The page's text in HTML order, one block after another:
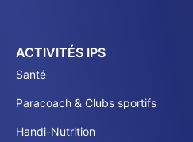
ACTIVITÉS IPS
Santé
Paracoach & Clubs sportifs
Handi-Nutrition